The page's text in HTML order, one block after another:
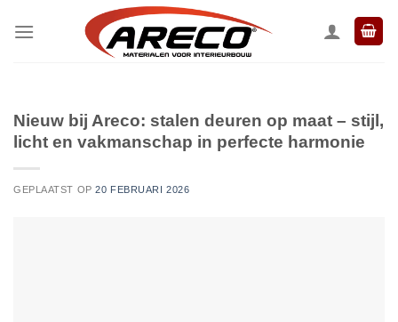
naar
Nieuw bij Areco: stalen deuren op maat – stijl,
licht en vakmanschap in perfecte harmonie
GEPLAATST OP20 FEBRUARI 2026